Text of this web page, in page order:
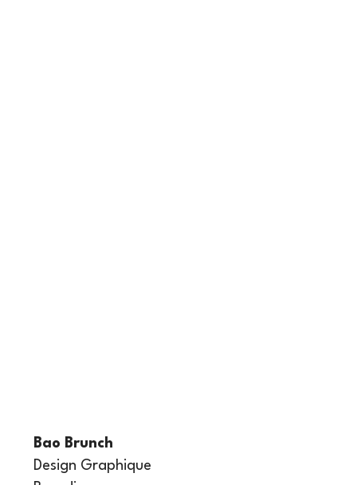
Bao Brunch
Design Graphique